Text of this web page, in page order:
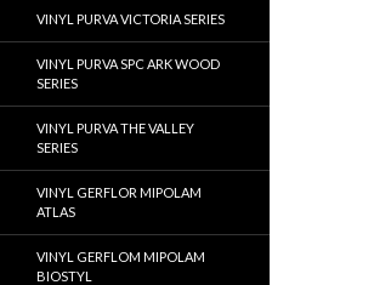
VINYL PURVA VICTORIA SERIES
VINYL PURVA SPC ARK WOOD
SERIES
VINYL PURVA THE VALLEY
SERIES
VINYL GERFLOR MIPOLAM
ATLAS
VINYL GERFLOM MIPOLAM
BIOSTYL